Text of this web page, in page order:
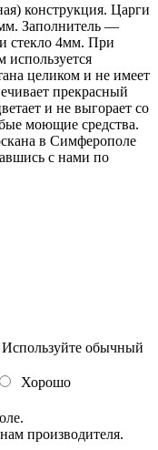
конструкция. Царги
Заполнитель —
стекло 4мм. При
целиком и не имеет
прекрасный
и не выгорает со
моющие средства.
в Симферополе
с нами по
обычный
Хорошо
производителя.